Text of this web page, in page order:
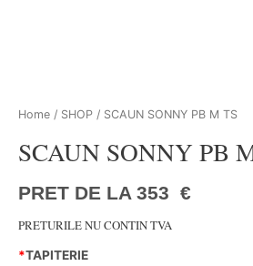
Home / SHOP / SCAUN SONNY PB M TS
SCAUN SONNY PB
PRET DE LA 353 €
PRETURILE NU CONTIN TVA
*TAPITERIE